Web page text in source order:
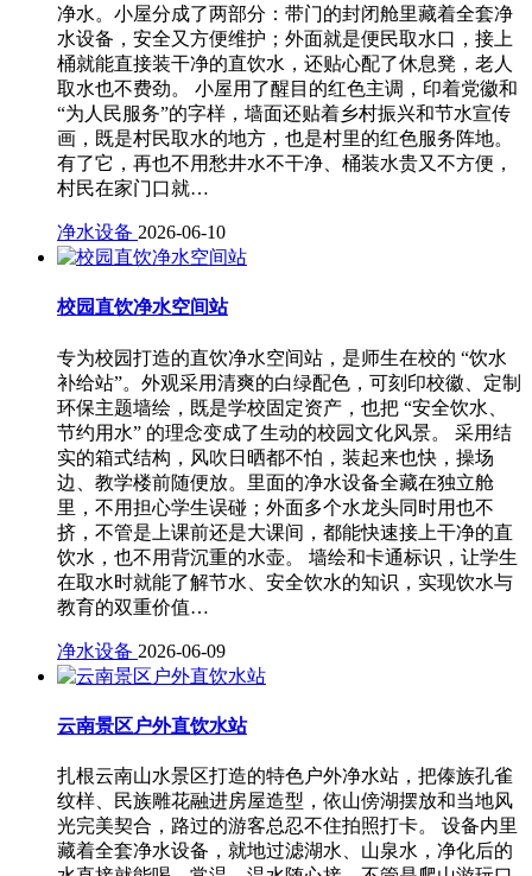
净水。小屋分成了两部分：带门的封闭舱里藏着全套净
水设备，安全又方便维护；外面就是便民取水口，接上
桶就能直接装干净的直饮水，还贴心配了休息凳，老人
取水也不费劲。 小屋用了醒目的红色主调，印着党徽和
“为人民服务”的字样，墙面还贴着乡村振兴和节水宣传
画，既是村民取水的地方，也是村里的红色服务阵地。
有了它，再也不用愁井水不干净、桶装水贵又不方便，
村民在家门口就…
净水设备 2026-06-10
校园直饮净水空间站
专为校园打造的直饮净水空间站，是师生在校的 “饮水
补给站”。外观采用清爽的白绿配色，可刻印校徽、定制
环保主题墙绘，既是学校固定资产，也把 “安全饮水、
节约用水” 的理念变成了生动的校园文化风景。 采用结
实的箱式结构，风吹日晒都不怕，装起来也快，操场
边、教学楼前随便放。里面的净水设备全藏在独立舱
里，不用担心学生误碰；外面多个水龙头同时用也不
挤，不管是上课前还是大课间，都能快速接上干净的直
饮水，也不用背沉重的水壶。 墙绘和卡通标识，让学生
在取水时就能了解节水、安全饮水的知识，实现饮水与
教育的双重价值…
净水设备 2026-06-09
云南景区户外直饮水站
扎根云南山水景区打造的特色户外净水站，把傣族孔雀
纹样、民族雕花融进房屋造型，依山傍湖摆放和当地风
光完美契合，路过的游客总忍不住拍照打卡。 设备内里
藏着全套净水设备，就地过滤湖水、山泉水，净化后的